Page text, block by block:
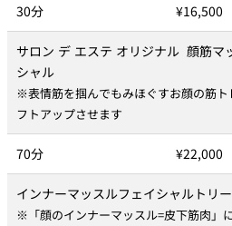
30分 ¥16,500
サロン デ エステ オリジナル 顔筋マ
シャル
※表情筋を掴んでもみほぐすお顔の筋ト
フトアップさせます
70分 ¥22,000
インナーマッスルフェイシャルトリ
※「顔のインナーマッスル=皮下筋肉」